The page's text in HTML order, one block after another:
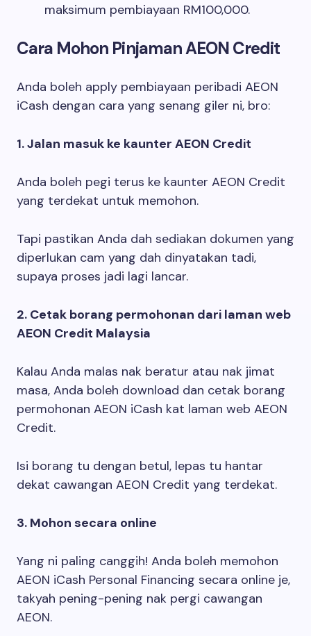
maksimum pembiayaan RM100,000.
Cara Mohon Pinjaman AEON Credit
Anda boleh apply pembiayaan peribadi AEON
iCash dengan cara yang senang giler ni, bro:
1. Jalan masuk ke kaunter AEON Credit
Anda boleh pegi terus ke kaunter AEON Credit
yang terdekat untuk memohon.
Tapi pastikan Anda dah sediakan dokumen yang
diperlukan cam yang dah dinyatakan tadi,
supaya proses jadi lagi lancar.
2. Cetak borang permohonan dari laman web
AEON Credit Malaysia
Kalau Anda malas nak beratur atau nak jimat
masa, Anda boleh download dan cetak borang
permohonan AEON iCash kat laman web AEON
Credit.
Isi borang tu dengan betul, lepas tu hantar
dekat cawangan AEON Credit yang terdekat.
3. Mohon secara online
Yang ni paling canggih! Anda boleh memohon
AEON iCash Personal Financing secara online je,
takyah pening-pening nak pergi cawangan
AEON.